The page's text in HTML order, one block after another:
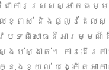
ការស្រស់ស្អាតធម្ម
ែលខ្ពស់ និងផ្លូវដែល
បទពិសោធន៍អារម្មណ៍ដ៏
ប់ស្ងាត់។ ការដើរ
លក្នុងខ្យល់ បង្កើតអ